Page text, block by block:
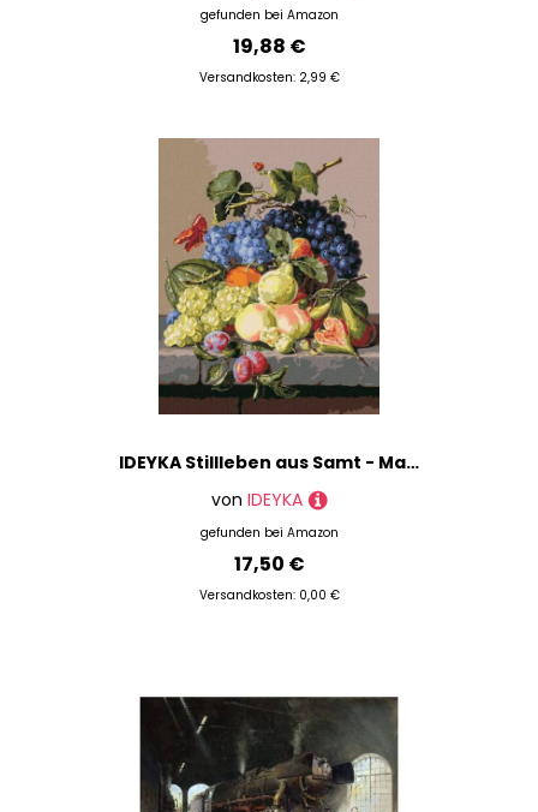
gefunden bei Amazon
19,88 €
Versandkosten: 2,99 €
IDEYKA Stillleben aus Samt - Malen nach Zahlen für Erwachsene, einfaches Acryl-Malen nach Zahlen für Erwachsene, malen nach zahlen erwachsene mit rahmen,DIY-Malen nach Zahlen als Geschenk, 40х50cm
von IDEYKA
gefunden bei Amazon
17,50 €
Versandkosten: 0,00 €